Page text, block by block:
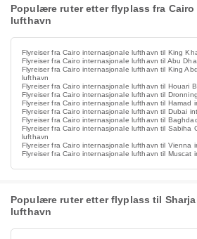
Populære ruter etter flyplass fra
lufthavn
Flyreiser fra Cairo internasjonale lufthavn til King
Flyreiser fra Cairo internasjonale lufthavn til Abu
Flyreiser fra Cairo internasjonale lufthavn til King
lufthavn
Flyreiser fra Cairo internasjonale lufthavn til Houari
Flyreiser fra Cairo internasjonale lufthavn til
Flyreiser fra Cairo internasjonale lufthavn til Hamad
Flyreiser fra Cairo internasjonale lufthavn til Dubai
Flyreiser fra Cairo internasjonale lufthavn til
Flyreiser fra Cairo internasjonale lufthavn til Sabiha
lufthavn
Flyreiser fra Cairo internasjonale lufthavn til Vienna
Flyreiser fra Cairo internasjonale lufthavn til Muscat
Populære ruter etter flyplass til
lufthavn